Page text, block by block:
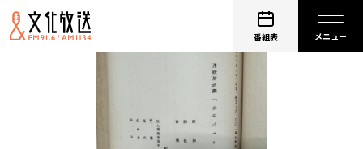
番組表